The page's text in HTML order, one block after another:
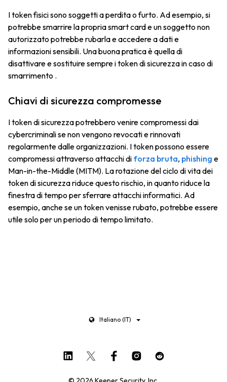
I token fisici sono soggetti a perdita o furto. Ad esempio, si
potrebbe smarrire la propria smart card e un soggetto non
autorizzato potrebbe rubarla e accedere a dati e
informazioni sensibili. Una buona pratica è quella di
disattivare e sostituire sempre i token di sicurezza in caso di
smarrimento .
Chiavi di sicurezza compromesse
I token di sicurezza potrebbero venire compromessi dai
cybercriminali se non vengono revocati e rinnovati
regolarmente dalle organizzazioni. I token possono essere
compromessi attraverso attacchi di forza bruta, phishing e
Man-in-the-Middle (MITM). La rotazione del ciclo di vita dei
token di sicurezza riduce questo rischio, in quanto riduce la
finestra di tempo per sferrare attacchi informatici. Ad
esempio, anche se un token venisse rubato, potrebbe essere
utile solo per un periodo di tempo limitato.
Italiano (IT)